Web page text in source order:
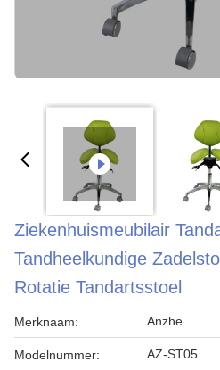
Ziekenhuismeubilair
Tandheelkundige
Rotatie Tandartsstoel
Merknaam: Anzhe
Modelnummer: AZ-ST05